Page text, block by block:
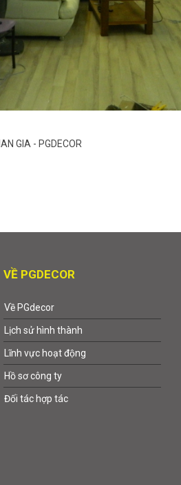
GIA - PGDECOR
VỀ PGDECOR
Về PGdecor
Lịch sử hình thành
Lĩnh vực hoạt động
Hồ sơ công ty
Đối tác hợp tác